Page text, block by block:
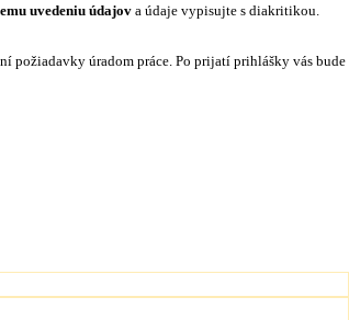
uvedeniu údajov a údaje vypisujte s diakritikou.
požiadavky úradom práce. Po prijatí prihlášky vás bude